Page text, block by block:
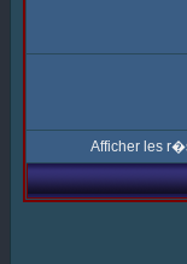
Afficher les